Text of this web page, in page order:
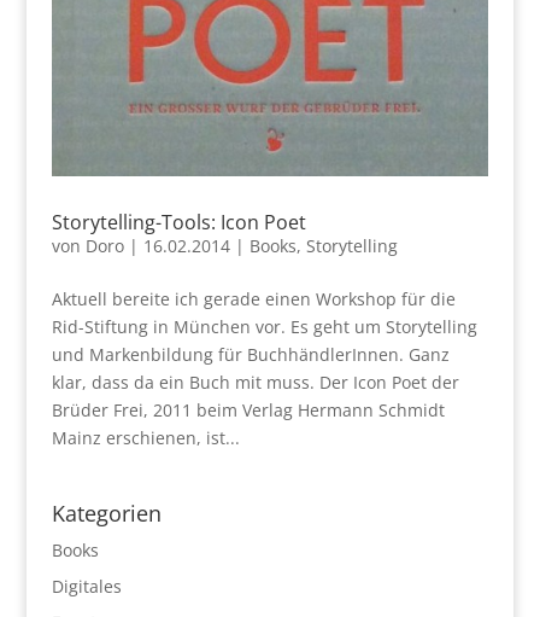
Storytelling-Tools: Icon Poet
von Doro| 16.02.2014| Books, Storytelling
Aktuell bereite ich gerade einen Workshop für die
Rid-Stiftung in München vor. Es geht um Storytelling
und Markenbildung für BuchhändlerInnen. Ganz
klar, dass da ein Buch mit muss. Der Icon Poet der
Brüder Frei, 2011 beim Verlag Hermann Schmidt
Mainz erschienen, ist...
Kategorien
Books
Digitales